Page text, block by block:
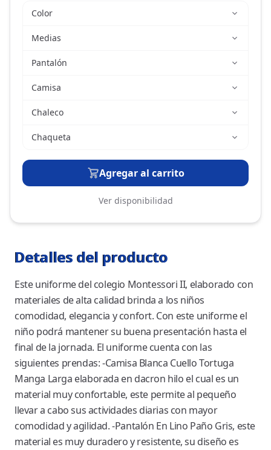
Color
Medias
Pantalón
Camisa
Chaleco
Chaqueta
Agregar al carrito
Ver disponibilidad
Detalles del producto
Este uniforme del colegio Montessori II, elaborado con
materiales de alta calidad brinda a los niños
comodidad, elegancia y confort. Con este uniforme el
niño podrá mantener su buena presentación hasta el
final de la jornada. El uniforme cuenta con las
siguientes prendas: -Camisa Blanca Cuello Tortuga
Manga Larga elaborada en dacron hilo el cual es un
material muy confortable, este permite al pequeño
llevar a cabo sus actividades diarias con mayor
comodidad y agilidad. -Pantalón En Lino Paño Gris, este
material es muy duradero y resistente, su diseño es